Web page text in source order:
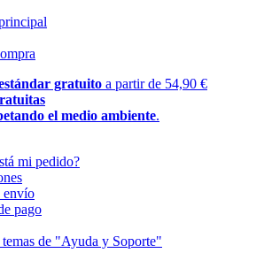
gratuito a partir de 54,90 €
el medio ambiente.
mi pedido?
envío
pago
de "Ayuda y Soporte"